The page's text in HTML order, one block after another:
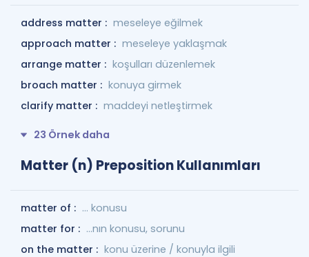
address matter : meseleye eğilmek
approach matter : meseleye yaklaşmak
arrange matter : koşulları düzenlemek
broach matter : konuya girmek
clarify matter : maddeyi netleştirmek
23 Örnek daha
Matter (n) Preposition Kullanımları
matter of : ... konusu
matter for : ...nın konusu, sorunu
on the matter : konu üzerine / konuyla ilgili